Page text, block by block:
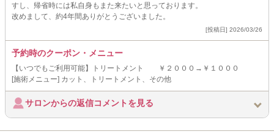
すし、帰省時には私自身もまた来たいと思っております。
改めまして、約4年間ありがとうございました。
[投稿日] 2026/03/26
予約時のクーポン・メニュー
【いつでもご利用可能】トリートメント ￥２０００→￥１０００
[施術メニュー] カット、トリートメント、その他
サロンからの返信コメントを見る